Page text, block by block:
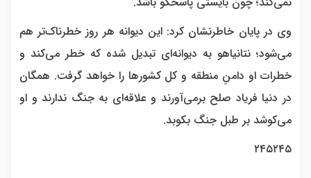
وی در پایان خاطرنشان کرد: این دیوانه هر روز خطرناک‌تر هم
می‌شود؛ نتانیاهو به دیوانه‌ای تبدیل شده که خطر می‌کند و
خطرات او دامنِ منطقه و کل کشورها را خواهد گرفت. همگان
در دنیا فریاد صلح برمی‌آورند و علاقه‌ای به جنگ ندارند و او
می‌کوشد بر طبل جنگ بکوبد.
۲۴۵۲۴۵